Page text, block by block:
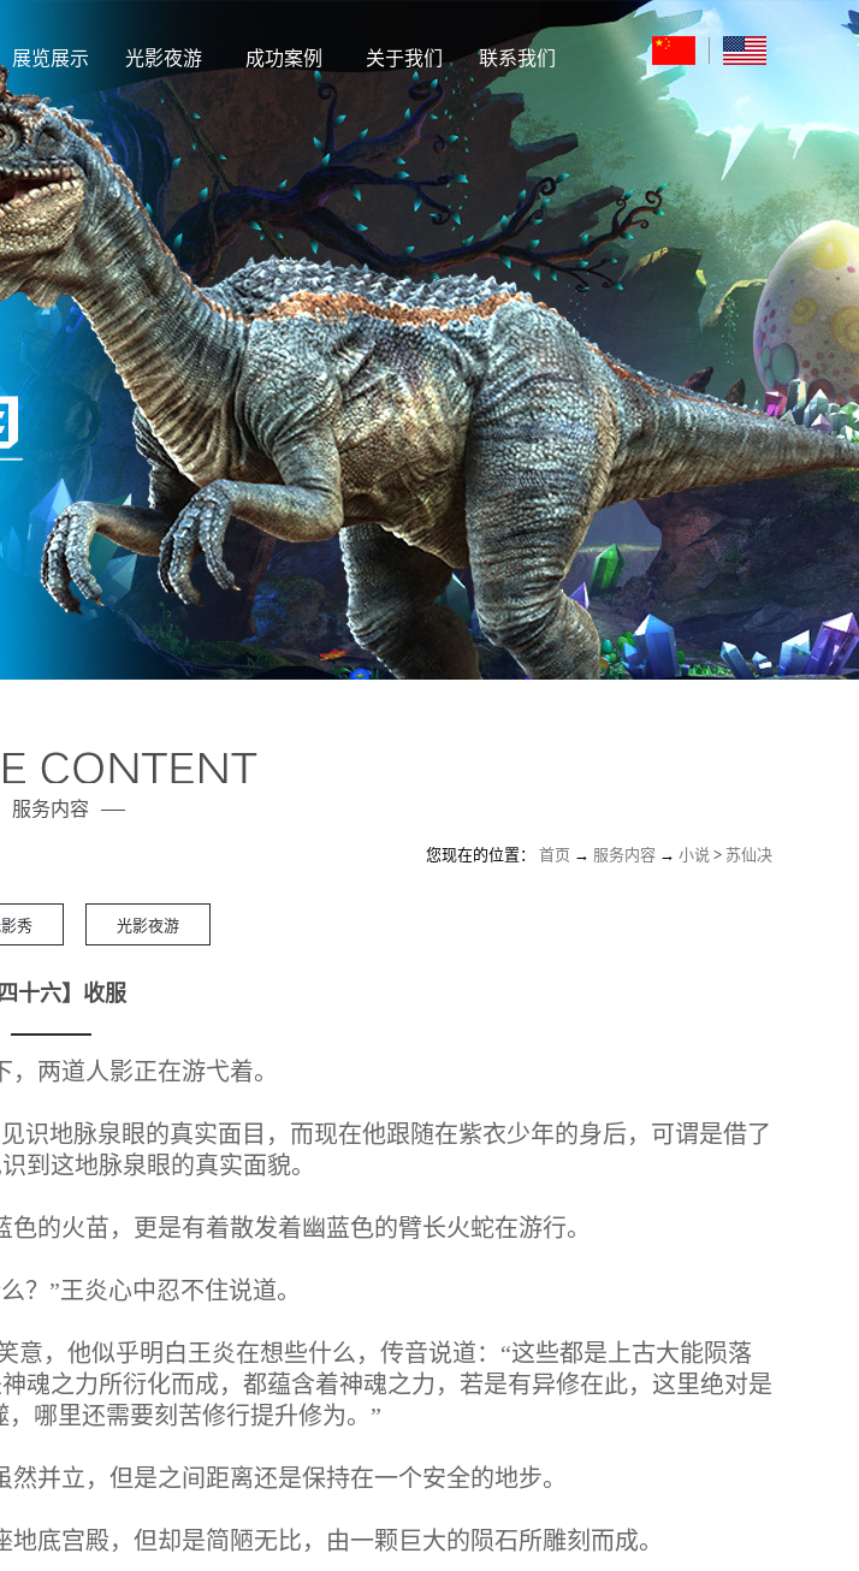
展览展示 光影夜游 成功案例 关于我们 联系我们
服务内容
您现在的位置： 首页 → 服务内容 → 小说 > 苏仙决
秀 光影夜游
四十六】收服
，两道人影正在游弋着。
识地脉泉眼的真实面目，而现在他跟随在紫衣少年的身后，可谓是借了
到这地脉泉眼的真实面貌。
的火苗，更是有着散发着幽蓝色的臂长火蛇在游行。
？”王炎心中忍不住说道。
，他似乎明白王炎在想些什么，传音说道：“这些都是上古大能陨落
魂之力所衍化而成，都蕴含着神魂之力，若是有异修在此，这里绝对是
哪里还需要刻苦修行提升修为。”
并立，但是之间距离还是保持在一个安全的地步。
底宫殿，但却是简陋无比，由一颗巨大的陨石所雕刻而成。